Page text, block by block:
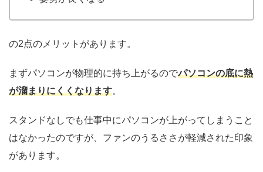
の2点のメリットがあります。
まずパソコンが物理的に持ち上がるのでパソコンの底に熱
が溜まりにくくなります。
スタンドなしでも仕事中にパソコンが上がってしまうこと
はなかったのですが、ファンのうるささが軽減された印象
があります。